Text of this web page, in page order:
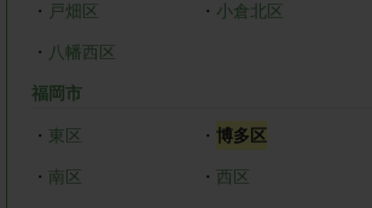
・ 戸畑区 ・ 小倉北区
・ 八幡西区
福岡市
・ 東区 ・ 博多区
・ 南区 ・ 西区